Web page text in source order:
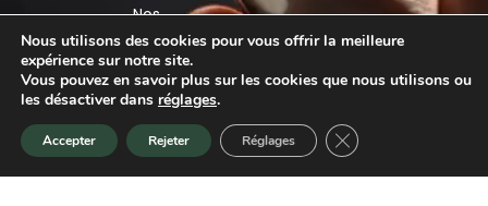
Accueil Promotion Nouveauté
Nos
marques
Mention légales–Politique de confidentialité
–CGU –Plan du site –Webmaster Gironde
Nous utilisons des cookies pour vous offrir la meilleure
expérience sur notre site.
Vous pouvez en savoir plus sur les cookies que nous utilisons ou
les désactiver dans réglages.
Accepter Rejeter Réglages Fermer la bannière